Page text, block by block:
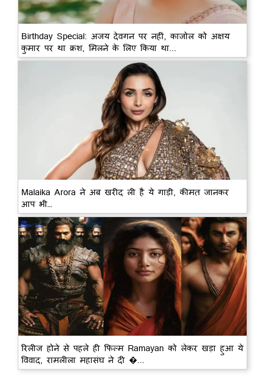
Birthday Special: अजय देवगन पर नहीं, काजोल को अक्षय
कुमार पर था क्रश, मिलने के लिए किया था...
Malaika Arora ने अब खरीद ली है ये गाड़ी, कीमत जानकर
आप भी…
रिलीज होने से पहले ही फिल्म Ramayan को लेकर खड़ा हुआ ये
विवाद, रामलीला महासंघ ने दी �...